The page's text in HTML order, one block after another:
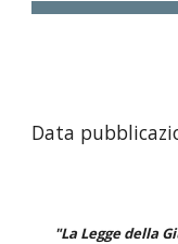
Data
"La Legge della